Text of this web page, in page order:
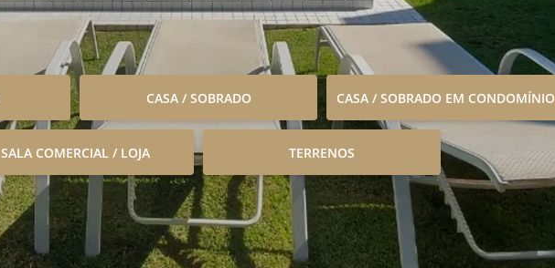
CASA / SOBRADO CASA / SOBRADO EM CONDOMÍNIO
SALA COMERCIAL / LOJA TERRENOS